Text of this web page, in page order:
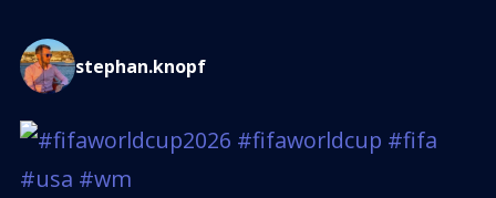
stephan.knopf